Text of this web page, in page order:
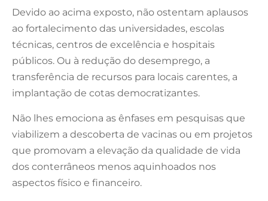
Devido ao acima exposto, não ostentam aplausos
ao fortalecimento das universidades, escolas
técnicas, centros de excelência e hospitais
públicos. Ou à redução do desemprego, a
transferência de recursos para locais carentes, a
implantação de cotas democratizantes.
Não lhes emociona as ênfases em pesquisas que
viabilizem a descoberta de vacinas ou em projetos
que promovam a elevação da qualidade de vida
dos conterrâneos menos aquinhoados nos
aspectos físico e financeiro.